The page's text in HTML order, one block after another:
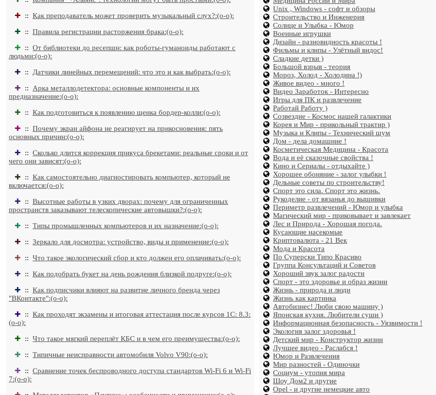
✚ :: Как преподаватель может проверить музыкальный слух?:(o-o):
✚ :: Правила регистрации расторжения брака:(o-o):
✚ :: От библиотеки до ресепшн: как роботы-гуманоиды работают с
людьми:(o-o):
✚ :: Датчики линейных перемещений: что это и как выбрать:(o-o):
✚ :: Арка металлодетектора: основные компоненты и их
предназначение:(o-o):
✚ :: Как подготовиться к появлению щенка бордер-колли:(o-o):
✚ :: Почему экран айфона не реагирует на прикосновения: пять
основных причин:(o-o):
✚ :: Сколько длится коррекция прикуса брекетами: реальные сроки и от
чего они зависят:(o-o):
✚ :: Как самостоятельно диагностировать компьютер, который не
включается:(o-o):
✚ :: Высотные работы в узких дворах: почему для ограниченных
пространств заказывают телескопические автовышки?:(o-o):
✚ :: Типы промышленных компьютеров и их назначение:(o-o):
✚ :: Зеркало для досмотра: устройство, виды и применение:(o-o):
✚ :: Что такое экологический сбор и кто должен его оплачивать:(o-o):
✚ :: Как подобрать букет на день рождения близкой подруге:(o-o):
✚ :: Как подписчики влияют на развитие личного бренда через
"ВКонтакте":(o-o):
✚ :: Как проходят экзамены и итоговая аттестация после курсов 1С: 8.3:
(o-o):
✚ :: Что такое мягкий переплёт КБС и в чем его преимущества:(o-o):
✚ :: Типичные неисправности автомобиля Volvo V90:(o-o):
✚ :: Сравнение точек беспроводного доступа стандартов Wi-Fi 6 и Wi-Fi
7:(o-o):
Unix , Windows - софт и обзоры
Строительство и Инженерия
Солнце и Улыбка - Юмор
Военные игрушки
Дизайн - разновидность красоты !
Фильмы и клипы - Улётный видос!
Сладкие детки )
Большой взрыв - теория
Мороз, Холод - Холодина !)
Живое видео - много !
Видео Заработок - Интересно
Игры для ПК и развлечение
Работай Работу )
Созвездие - Космос нашей галактики
Корея и Мир - прикольный трактир )
Музыка и Клипы - Технический шум
Дом - дела домашние !
Косметическая Медицина - Красота
Вода и её сказочные свойства !
Кино и Сериалы - отдыхайте )
Хорошее обоняние - залог улыбки !
Дельные советы по строительству!
Спорт это сила. Спорт это жизнь.
Рукоделие - от вязанья до вышивки
Периметр развлечений - Юмор и улыбка
Магический мир - приковывает и завлекает
Лес и Природа - Хорошая погода.
Кусающие насекомые
Криптовалюта - 21 Век
Мода и Красота
По Суперски Типо Красиво
Группа Консультаций и Советов
Хороший звук залог радости
Спорт - это здоровье и образ жизни
Жизнь - природа и люди
Жизнь как картинка
Автобизнес! Люби свою машину )
Японская кухня. Любители суши )
Информационная безопасность - Уязвимости !
Экология залог здоровья !
Детский мир - Конструктор жизни
Лучшее видео - Раслабся !
Юмор и Развлечения
Мир разностей - Одиночки
Социум - утопия мира
Шоу Дом2 и другие
Opel - и другие немецкие авто